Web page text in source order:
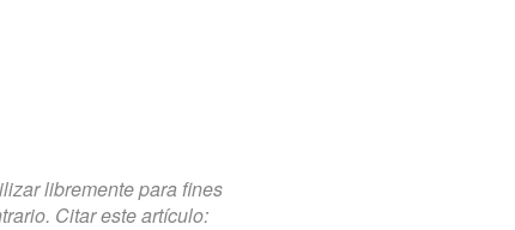
libremente para fines
Citar este artículo: